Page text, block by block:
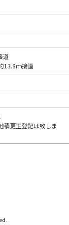
道
13.8ｍ接道
積更正登記は致しま